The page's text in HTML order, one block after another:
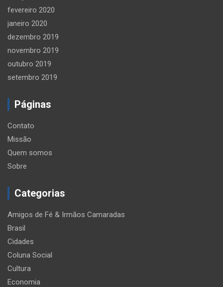
fevereiro 2020
janeiro 2020
dezembro 2019
novembro 2019
outubro 2019
setembro 2019
Páginas
Contato
Missão
Quem somos
Sobre
Categorias
Amigos de Fé & Irmãos Camaradas
Brasil
Cidades
Coluna Social
Cultura
Economia